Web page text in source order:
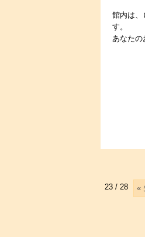
館内は、
す。
あなたの
23 / 28 «